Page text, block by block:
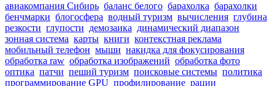
авиакомпания Сибирь баланс белого барахолка барахолки
бенчмарки блогосфера водный туризм вычисления глубина
резкости глупости демозаика динамический диапазон
зонная система карты книги контекстная реклама
мобильный телефон мыши накидка для фокусирования
обработка raw обработка изображений обработка фото
оптика патчи пеший туризм поисковые системы политика
программирование GPU профилирование рации